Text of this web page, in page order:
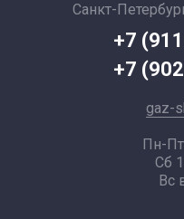
Санкт-
+7
+7
gaz-
Пн-
Сб
Вс